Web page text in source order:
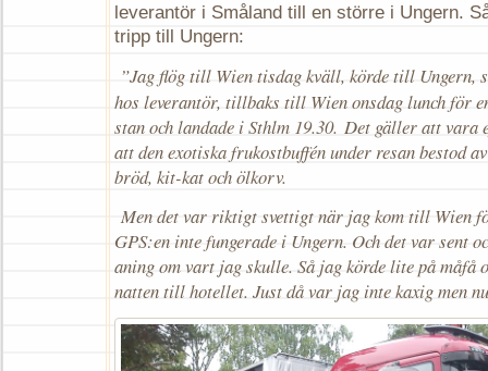
leverantör i Småland till en större i Ungern.
tripp till Ungern:
”Jag flög till Wien tisdag kväll, körde till Ungern,
hos leverantör, tillbaks till Wien onsdag lunch för
stan och landade i Sthlm 19.30. Det gäller att vara
att den exotiska frukostbuffén under resan bestod
bröd, kit-kat och ölkorv.
Men det var riktigt svettigt när jag kom till Wien
GPS:en inte fungerade i Ungern. Och det var sent
aning om vart jag skulle. Så jag körde lite på måfå
natten till hotellet. Just då var jag inte kaxig men